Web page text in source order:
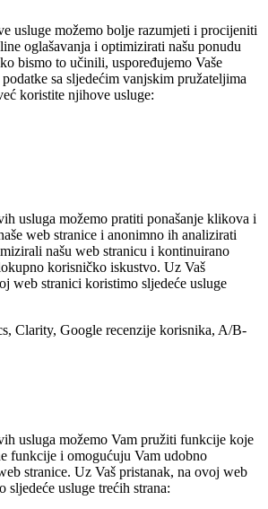
usluge možemo bolje razumjeti i procijeniti
oglašavanja i optimizirati našu ponudu
bismo to učinili, uspoređujemo Vaše
sa sljedećim vanjskim pružateljima
koristite njihove usluge:
usluga možemo pratiti ponašanje klikova i
web stranice i anonimno ih analizirati
našu web stranicu i kontinuirano
korisničko iskustvo. Uz Vaš
web stranici koristimo sljedeće usluge
Clarity, Google recenzije korisnika, A/B-
usluga možemo Vam pružiti funkcije koje
funkcije i omogućuju Vam udobno
stranice. Uz Vaš pristanak, na ovoj web
sljedeće usluge trećih strana: